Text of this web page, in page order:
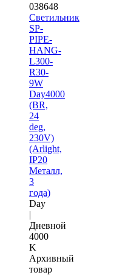
038648
Светильник
SP-
PIPE-
HANG-
L300-
R30-
9W
Day4000
(BR,
24
deg,
230V)
(Arlight,
IP20
Металл,
3
года)
Day
|
Дневной
4000
K
Архивный
товар